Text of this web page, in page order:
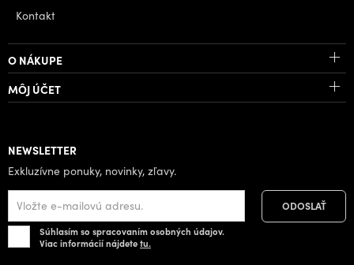
Kontakt
O NÁKUPE
MÔJ ÚČET
NEWSLETTER
Exkluzívne ponuky, novinky, zľavy.
Súhlasím so spracovaním osobných údajov.
Viac informácií nájdetetu.